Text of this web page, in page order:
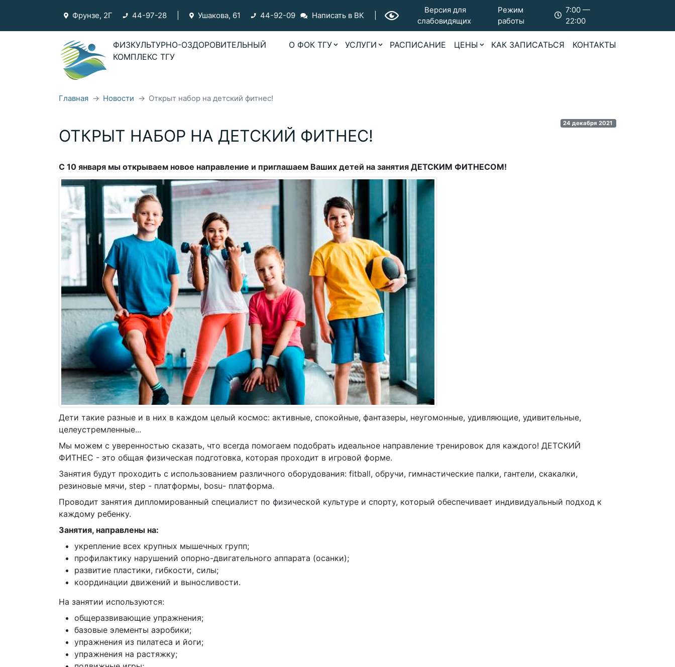
Фрунзе, 2Г 44-97-28 Ушакова, 61 44-92-09 Написать в ВК
Версия для
слабовидящих
Режим
работы
7:00 —
22:00
ФИЗКУЛЬТУРНО-ОЗДОРОВИТЕЛЬНЫЙ
КОМПЛЕКС ТГУ
О ФОК ТГУ УСЛУГИ РАСПИСАНИЕ ЦЕНЫ КАК ЗАПИСАТЬСЯ КОНТАКТЫ
ФОК ТГУ
Бассейн "Чайка"
Бассейн на Фрунзе
Тренеры
Вопросы и ответы
Отзывы
Фотоотчёты
Новости
Бассейны
Детям
Фитнес-аэробика
Стрельба из лука
Тренажерный зал
Корпоративным клиентам
Персональные тренировки
РАСПИСАНИЕ
ЦЕНЫ
Акции
Цены на Ушакова
Цены на Фрунзе
КАК ЗАПИСАТЬСЯ
КОНТАКТЫ
Главная Новости Открыт набор на детский фитнес!
24 декабря 2021
ОТКРЫТ НАБОР НА ДЕТСКИЙ ФИТНЕС!
С 10 января мы открываем новое направление и приглашаем Ваших детей на занятия ДЕТСКИМ ФИТНЕСОМ!
Дети такие разные и в них в каждом целый космос: активные, спокойные, фантазеры, неугомонные, удивляющие, удивительные,
целеустремленные...
Мы можем с уверенностью сказать, что всегда помогаем подобрать идеальное направление тренировок для каждого! ДЕТСКИЙ
ФИТНЕС - это общая физическая подготовка, которая проходит в игровой форме.
Занятия будут проходить с использованием различного оборудования: fitball, обручи, гимнастические палки, гантели, скакалки,
резиновые мячи, step - платформы, bosu- платформа.
Проводит занятия дипломированный специалист по физической культуре и спорту, который обеспечивает индивидуальный подход к
каждому ребенку.
Занятия, направлены на:
укрепление всех крупных мышечных групп;
профилактику нарушений опорно-двигательного аппарата (осанки);
развитие пластики, гибкости, силы;
координации движений и выносливости.
На занятии используются:
общеразвивающие упражнения;
базовые элементы аэробики;
упражнения из пилатеса и йоги;
упражнения на растяжку;